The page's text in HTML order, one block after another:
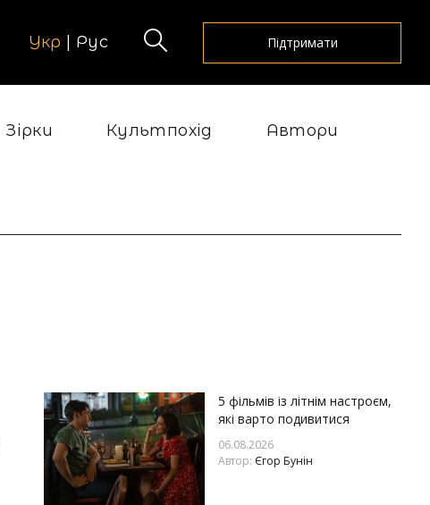
Укр Рус Підтримати
Зірки Культпохід Автори
5 фільмів із літнім настроєм,
які варто подивитися
06.08.2026
Автор: Єгор Бунін